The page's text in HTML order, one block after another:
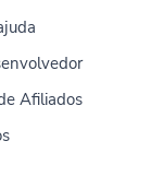
Afiliados